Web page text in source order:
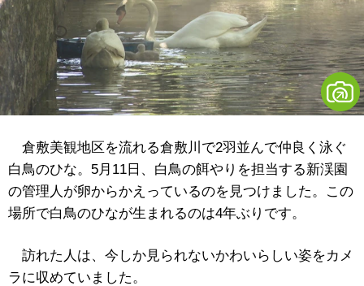
倉敷美観地区を流れる倉敷川で2羽並んで仲良く泳ぐ
白鳥のひな。5月11日、白鳥の餌やりを担当する新渓園
の管理人が卵からかえっているのを見つけました。この
場所で白鳥のひなが生まれるのは4年ぶりです。
訪れた人は、今しか見られないかわいらしい姿をカメ
ラに収めていました。